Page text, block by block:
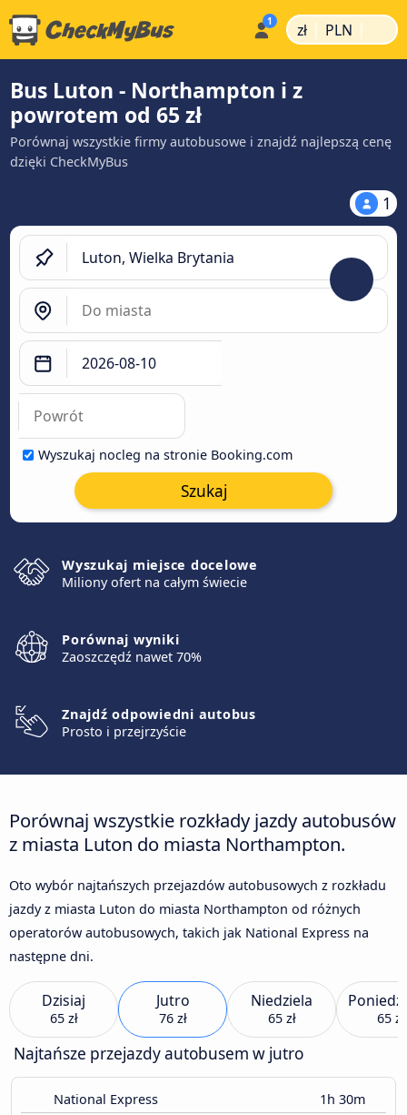
zł | PLN |
Bus Luton - Northampton i z
powrotem od 65 zł
Porównaj wszystkie firmy autobusowe i znajdź najlepszą cenę
dzięki CheckMyBus
1
Wyszukaj nocleg na stronie Booking.com
Szukaj
Wyszukaj miejsce docelowe
Miliony ofert na całym świecie
Porównaj wyniki
Zaoszczędź nawet 70%
Znajdź odpowiedni autobus
Prosto i przejrzyście
Porównaj wszystkie rozkłady jazdy autobusów
z miasta Luton do miasta Northampton.
Oto wybór najtańszych przejazdów autobusowych z rozkładu
jazdy z miasta Luton do miasta Northampton od różnych
operatorów autobusowych, takich jak National Express na
następne dni.
Dzisiaj
65 zł
Jutro
76 zł
Niedziela
65 zł 65 zł
Najtańsze przejazdy autobusem w jutro
National Express 1h 30m